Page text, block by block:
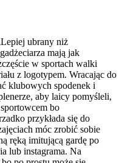
ubrany niż
mają jak
w sportach walki
z logotypem. Wracając do
klubowych spodenek i
aby laicy pomyśleli,
bo
przykłada się do
móc zrobić sobie
ręką imitującą gardę po
lub instagrama. Na